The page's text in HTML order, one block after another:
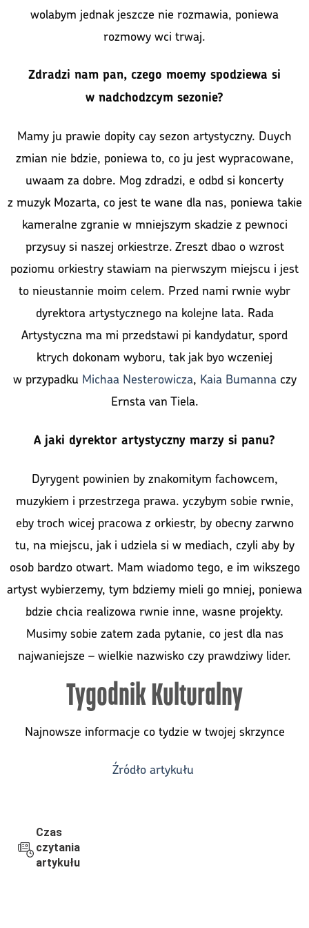
wolabym jednak jeszcze nie rozmawia, poniewa
rozmowy wci trwaj.
Zdradzi nam pan, czego moemy spodziewa si
w nadchodzcym sezonie?
Mamy ju prawie dopity cay sezon artystyczny. Duych
zmian nie bdzie, poniewa to, co ju jest wypracowane,
uwaam za dobre. Mog zdradzi, e odbd si koncerty
z muzyk Mozarta, co jest te wane dla nas, poniewa takie
kameralne zgranie w mniejszym skadzie z pewnoci
przysuy si naszej orkiestrze. Zreszt dbao o wzrost
poziomu orkiestry stawiam na pierwszym miejscu i jest
to nieustannie moim celem. Przed nami rwnie wybr
dyrektora artystycznego na kolejne lata. Rada
Artystyczna ma mi przedstawi pi kandydatur, spord
ktrych dokonam wyboru, tak jak byo wczeniej
w przypadku Michaa Nesterowicza, Kaia Bumanna czy
Ernsta van Tiela.
A jaki dyrektor artystyczny marzy si panu?
Dyrygent powinien by znakomitym fachowcem,
muzykiem i przestrzega prawa. yczybym sobie rwnie,
eby troch wicej pracowa z orkiestr, by obecny zarwno
tu, na miejscu, jak i udziela si w mediach, czyli aby by
osob bardzo otwart. Mam wiadomo tego, e im wikszego
artyst wybierzemy, tym bdziemy mieli go mniej, poniewa
bdzie chcia realizowa rwnie inne, wasne projekty.
Musimy sobie zatem zada pytanie, co jest dla nas
najwaniejsze – wielkie nazwisko czy prawdziwy lider.
Tygodnik Kulturalny
Najnowsze informacje co tydzie w twojej skrzynce
Źródło artykułu
Czas
czytania
artykułu